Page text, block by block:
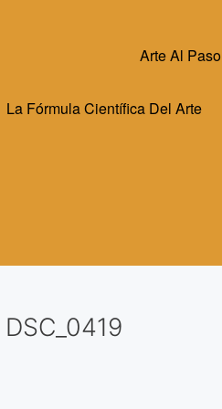
Arte Al
La Fórmula Científica Del Arte
DSC_0419